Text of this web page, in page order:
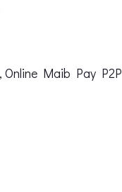
Online Maib Pay P2P